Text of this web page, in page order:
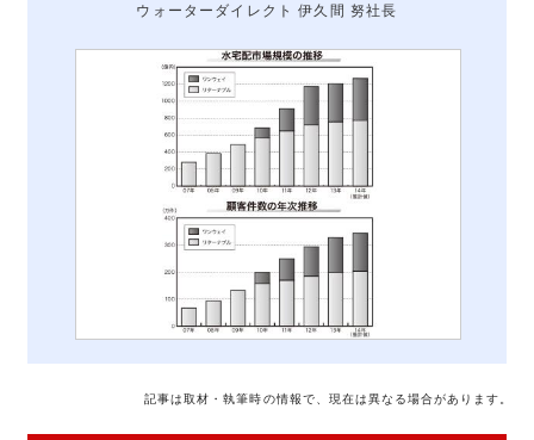
ウォーターダイレクト 伊久間 努社長
記事は取材・執筆時の情報で、現在は異なる場合があります。